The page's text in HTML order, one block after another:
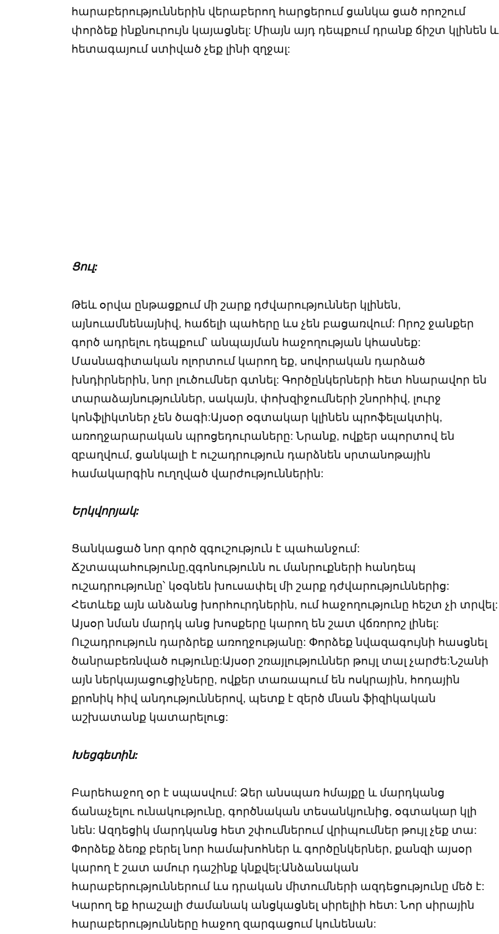
հարաբերություններին վերաբերող հարցերում ցանկա ցած որոշում
փորձեք ինքնուրույն կայացնել: Միայն այդ դեպքում դրանք ճիշտ կլինեն և
հետագայում ստիված չեք լինի զղջալ:
Ցուլ:
Թեև օրվա ընթացքում մի շարք դժվարություններ կլինեն,
այնուամնենայնիվ, հաճելի պահերը ևս չեն բացառվում: Որոշ ջանքեր
գործ ադրելու դեպքում՝ անպայման հաջողության կհասնեք:
Մասնագիտական ոլորտում կարող եք, սովորական դարձած
խնդիրներին, նոր լուծումներ գտնել: Գործընկերների հետ հնարավոր են
տարաձայնություններ, սակայն, փոխզիջումների շնորհիվ, լուրջ
կոնֆլիկտներ չեն ծագի:Այսօր օգտակար կլինեն պրոֆելակտիկ,
առողջարարական պրոցեդուրաները: Նրանք, ովքեր սպորտով են
զբաղվում, ցանկալի է ուշադրություն դարձնեն սրտանոթային
համակարգին ուղղված վարժություններին:
Երկվորյակ:
Ցանկացած նոր գործ զգուշություն է պահանջում:
Ճշտապահությունը,զգոնությունն ու մանրուքների հանդեպ
ուշադրությունը՝ կօգնեն խուսափել մի շարք դժվարություններից:
Հետևեք այն անձանց խորհուրդներին, ում հաջողությունը հեշտ չի տրվել:
Այսօր նման մարդկ անց խոսքերը կարող են շատ վճռորոշ լինել:
Ուշադրություն դարձրեք առողջությանը: Փորձեք նվազագույնի հասցնել
ծանրաբեռնված ությունը:Այսօր շռայլություններ թույլ տալ չարժե:Նշանի
այն ներկայացուցիչները, ովքեր տառապում են ոսկրային, հոդային
քրոնիկ հիվ անդություններով, պետք է զերծ մնան ֆիզիկական
աշխատանք կատարելուց:
Խեցգետին:
Բարեհաջող օր է սպասվում: Ձեր անսպառ հմայքը և մարդկանց
ճանաչելու ունակությունը, գործնական տեսանկյունից, օգտակար կլի
նեն: Ազդեցիկ մարդկանց հետ շփումներում վրիպումներ թույլ չեք տա:
Փորձեք ձեռք բերել նոր համախոհներ և գործընկերներ, քանզի այսօր
կարող է շատ ամուր դաշինք կնքվել:Անձանական
հարաբերություններում ևս դրական միտումների ազդեցությունը մեծ է:
Կարող եք հրաշալի ժամանակ անցկացնել սիրելիի հետ: Նոր սիրային
հարաբերությունները հաջող զարգացում կունենան: